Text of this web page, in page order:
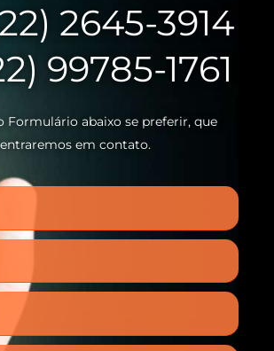
2645-3914
99785-1761
Formulário abaixo se preferir, que
entraremos em contato.